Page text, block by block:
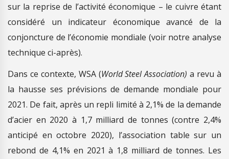
sur la reprise de l’activité économique – le cuivre étant
considéré un indicateur économique avancé de la
conjoncture de l’économie mondiale (voir notre analyse
technique ci-après).
Dans ce contexte, WSA (World Steel Association) a revu à
la hausse ses prévisions de demande mondiale pour
2021. De fait, après un repli limité à 2,1% de la demande
d’acier en 2020 à 1,7 milliard de tonnes (contre 2,4%
anticipé en octobre 2020), l’association table sur un
rebond de 4,1% en 2021 à 1,8 milliard de tonnes. Les